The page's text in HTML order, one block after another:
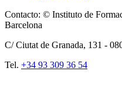
Contacto: © Instituto de
Barcelona
C/ Ciutat de Granada, 131 -
Tel. +34 93 309 36 54